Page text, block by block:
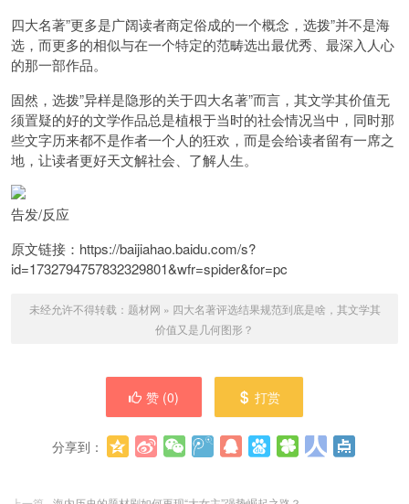
四大名著”更多是广阔读者商定俗成的一个概念，选拨”并不是海
选，而更多的相似与在一个特定的范畴选出最优秀、最深入人心
的那一部作品。
固然， 选拨”异样是隐形的关于四大名著”而言，其文学其价值无
须置疑的好的文学作品总是植根于当时的社会情况当中，同时那
些文字历来都不是作者一个人的狂欢， 而是会给读者留有一席之
地，让读者更好天文解社会、了解人生。
告发/反应
原文链接：https://baijiahao.baidu.com/s?
id=1732794757832329801&wfr=spider&for=pc
未经允许不得转载： 题材网 » 四大名著评选结果规范到底是啥，其文学其
价值又是几何图形？
赞 (0) 打赏
分享到：